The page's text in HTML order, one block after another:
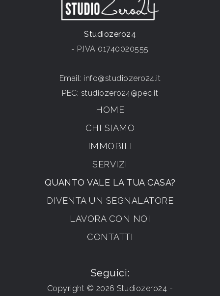
Studiozero24
- P.IVA 01740020555
Email: info@studiozero24.it
PEC: studiozero24@pec.it
HOME
CHI SIAMO
IMMOBILI
SERVIZI
QUANTO VALE LA TUA CASA?
DIVENTA UN SEGNALATORE
LAVORA CON NOI
CONTATTI
Seguici:
Copyright © 2026 Studiozero24 -